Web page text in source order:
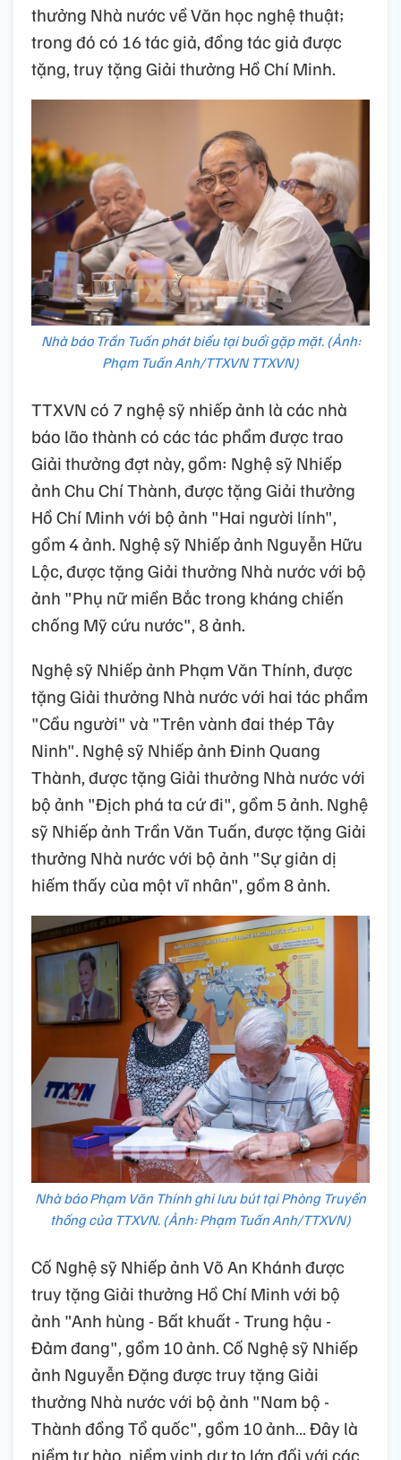
thưởng Nhà nước về Văn học nghệ thuật;
trong đó có 16 tác giả, đồng tác giả được
tặng, truy tặng Giải thưởng Hồ Chí Minh.
Nhà báo Trần Tuấn phát biểu tại buổi gặp mặt. (Ảnh:
Phạm Tuấn Anh/TTXVN TTXVN)
TTXVN có 7 nghệ sỹ nhiếp ảnh là các nhà
báo lão thành có các tác phẩm được trao
Giải thưởng đợt này, gồm: Nghệ sỹ Nhiếp
ảnh Chu Chí Thành, được tặng Giải thưởng
Hồ Chí Minh với bộ ảnh "Hai người lính",
gồm 4 ảnh. Nghệ sỹ Nhiếp ảnh Nguyễn Hữu
Lộc, được tặng Giải thưởng Nhà nước với bộ
ảnh "Phụ nữ miền Bắc trong kháng chiến
chống Mỹ cứu nước", 8 ảnh.
Nghệ sỹ Nhiếp ảnh Phạm Văn Thính, được
tặng Giải thưởng Nhà nước với hai tác phẩm
"Cầu người" và "Trên vành đai thép Tây
Ninh". Nghệ sỹ Nhiếp ảnh Đinh Quang
Thành, được tặng Giải thưởng Nhà nước với
bộ ảnh "Địch phá ta cứ đi", gồm 5 ảnh. Nghệ
sỹ Nhiếp ảnh Trần Văn Tuấn, được tặng Giải
thưởng Nhà nước với bộ ảnh "Sự giản dị
hiếm thấy của một vĩ nhân", gồm 8 ảnh.
Nhà báo Phạm Văn Thính ghi lưu bút tại Phòng Truyền
thống của TTXVN. (Ảnh: Phạm Tuấn Anh/TTXVN)
Cố Nghệ sỹ Nhiếp ảnh Võ An Khánh được
truy tặng Giải thưởng Hồ Chí Minh với bộ
ảnh "Anh hùng - Bất khuất - Trung hậu -
Đảm đang", gồm 10 ảnh. Cố Nghệ sỹ Nhiếp
ảnh Nguyễn Đặng được truy tặng Giải
thưởng Nhà nước với bộ ảnh "Nam bộ -
Thành đồng Tổ quốc", gồm 10 ảnh… Đây là
niềm tự hào, niềm vinh dự to lớn đối với các